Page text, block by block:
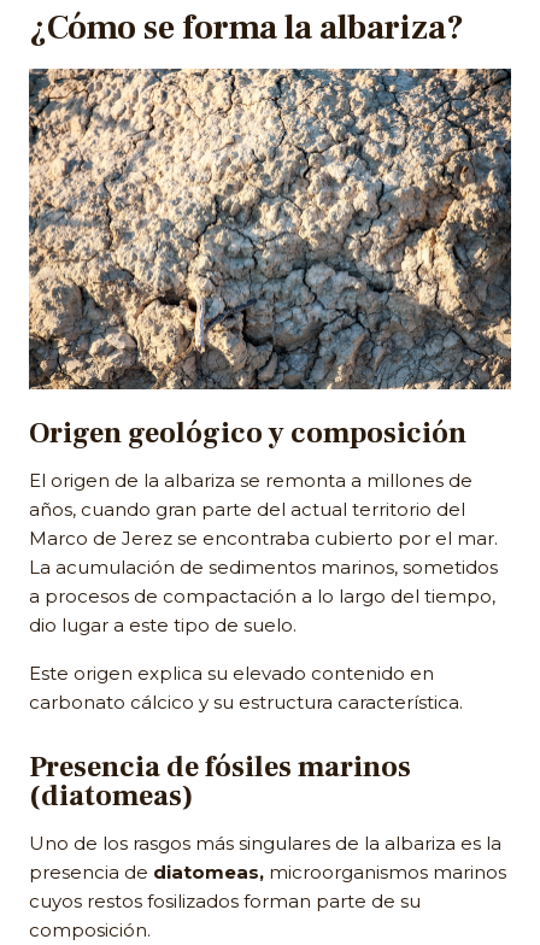
¿Cómo se forma la albariza?
Origen geológico y composición
El origen de la albariza se remonta a millones de
años, cuando gran parte del actual territorio del
Marco de Jerez se encontraba cubierto por el mar.
La acumulación de sedimentos marinos, sometidos
a procesos de compactación a lo largo del tiempo,
dio lugar a este tipo de suelo.
Este origen explica su elevado contenido en
carbonato cálcico y su estructura característica.
Presencia de fósiles marinos
(diatomeas)
Uno de los rasgos más singulares de la albariza es la
presencia de diatomeas, microorganismos marinos
cuyos restos fosilizados forman parte de su
composición.